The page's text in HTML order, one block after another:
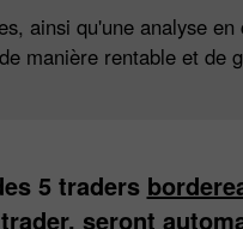
ainsi qu'une analyse
manière rentable et de
5 traders
seront